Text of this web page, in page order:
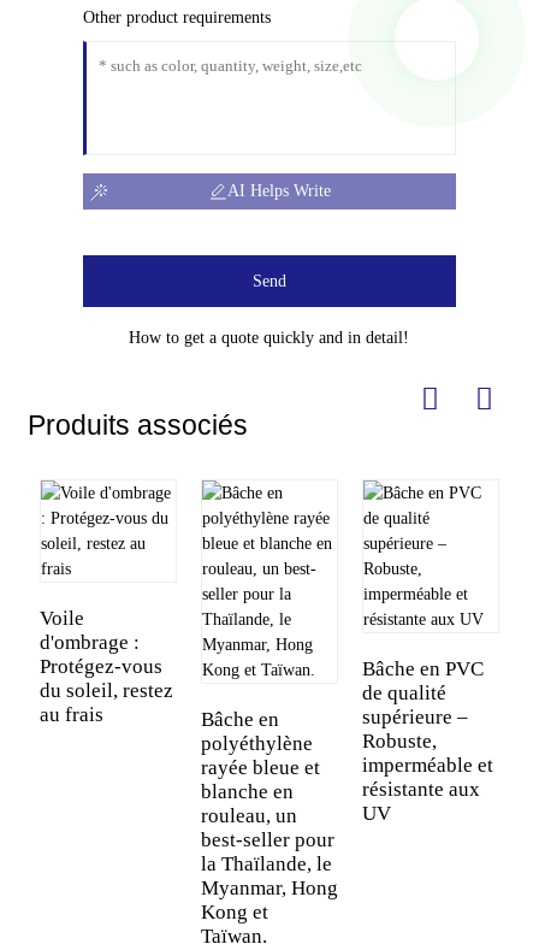
Other product requirements
AI Helps Write
Send
How to get a quote quickly and in detail!
Produits associés
Voile
d'ombrage :
Protégez-vous
du soleil, restez
au frais
Bâche en
polyéthylène
rayée bleue et
blanche en
rouleau, un
best-seller pour
la Thaïlande, le
Myanmar, Hong
Kong et
Taïwan.
Bâche en PVC
de qualité
supérieure –
Robuste,
imperméable et
résistante aux
UV